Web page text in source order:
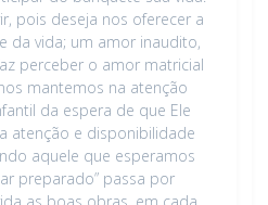
pois deseja nos oferecer a
da vida; um amor inaudito,
perceber o amor matricial
mantemos na atenção
da espera de que Ele
atenção e disponibilidade
aquele que esperamos
preparado” passa por